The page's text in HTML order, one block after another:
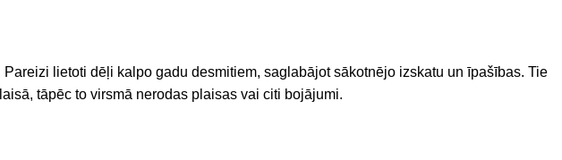
lietoti dēļi kalpo gadu desmitiem, saglabājot sākotnējo izskatu un īpašības. Tie
tāpēc to virsmā nerodas plaisas vai citi bojājumi.